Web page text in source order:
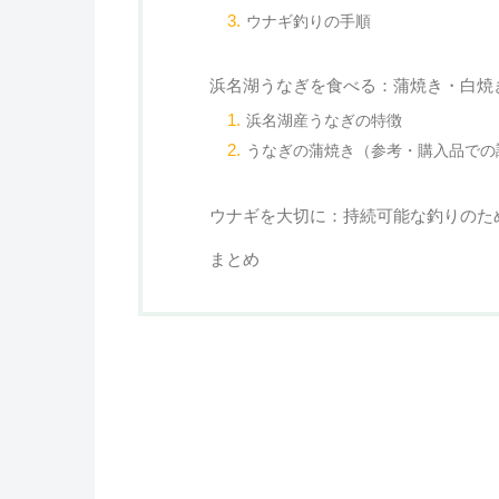
ウナギ釣りの手順
浜名湖うなぎを食べる：蒲焼き・白焼
浜名湖産うなぎの特徴
うなぎの蒲焼き（参考・購入品での
ウナギを大切に：持続可能な釣りのた
まとめ